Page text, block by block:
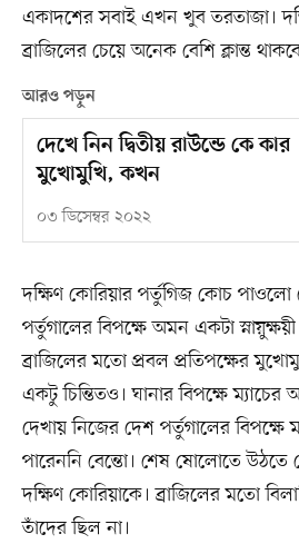
একাদশের সবাই এখন খুব তরতাজা।
ব্রাজিলের চেয়ে অনেক বেশি ক্লান্ত
আরও পড়ুন
দেখে নিন দ্বিতীয় রাউন্ডে কে কার
মুখোমুখি, কখন
০৩ ডিসেম্বর ২০২২
দক্ষিণ কোরিয়ার পর্তুগিজ কোচ পাওলো
পর্তুগালের বিপক্ষে অমন একটা
ব্রাজিলের মতো প্রবল প্রতিপক্ষের
একটু চিন্তিতও। ঘানার বিপক্ষে ম্যাচের
দেখায় নিজের দেশ পর্তুগালের বিপক্ষে
পারেননি বেন্তো। শেষ ষোলোতে উঠতে
দক্ষিণ কোরিয়াকে। ব্রাজিলের মতো
তাঁদের ছিল না।